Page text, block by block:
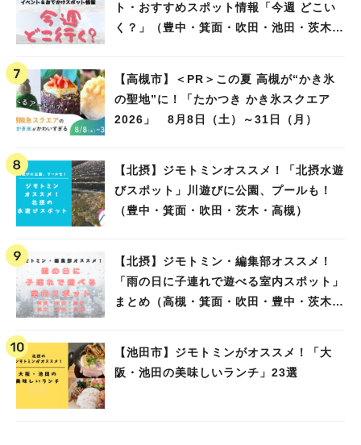
ト・おすすめスポット情報「今週 どこい
く？」（豊中・箕面・吹田・池田・茨木・
【高槻市】＜PR＞この夏 高槻が“かき氷
の聖地”に！「たかつき かき氷スクエア
2026」 8月8日（土）～31日（月）
【北摂】ジモトミンオススメ！「北摂水遊
びスポット」川遊びに公園、プールも！
（豊中・箕面・吹田・茨木・高槻）
【北摂】ジモトミン・編集部オススメ！
「雨の日に子連れで遊べる室内スポット」
まとめ（高槻・箕面・吹田・豊中・茨木・
【池田市】ジモトミンがオススメ！「大
阪・池田の美味しいランチ」23選